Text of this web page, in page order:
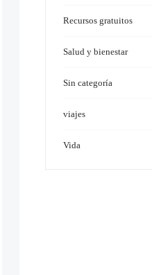
Recursos gratuitos
Salud y bienestar
Sin categoría
viajes
Vida